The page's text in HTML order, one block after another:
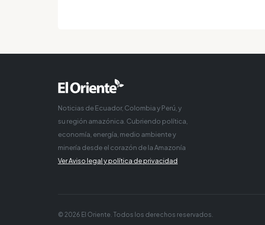
Noticias de Ecuador, Colombia y Perú, y
su región amazónica. Cubriendo política,
economía, energía, medio ambiente y
minería desde el corazón de la Amazonía
Ver Aviso legal y política de privacidad
© 2026 El Oriente. Todos los derechos reservados.